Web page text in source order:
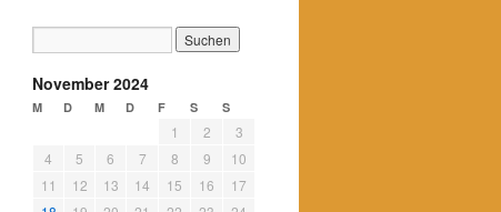
November 2024
M D M D F S S
1 2
3
4
5 6 7 8 9
10
11
12 13 14 15 16
17